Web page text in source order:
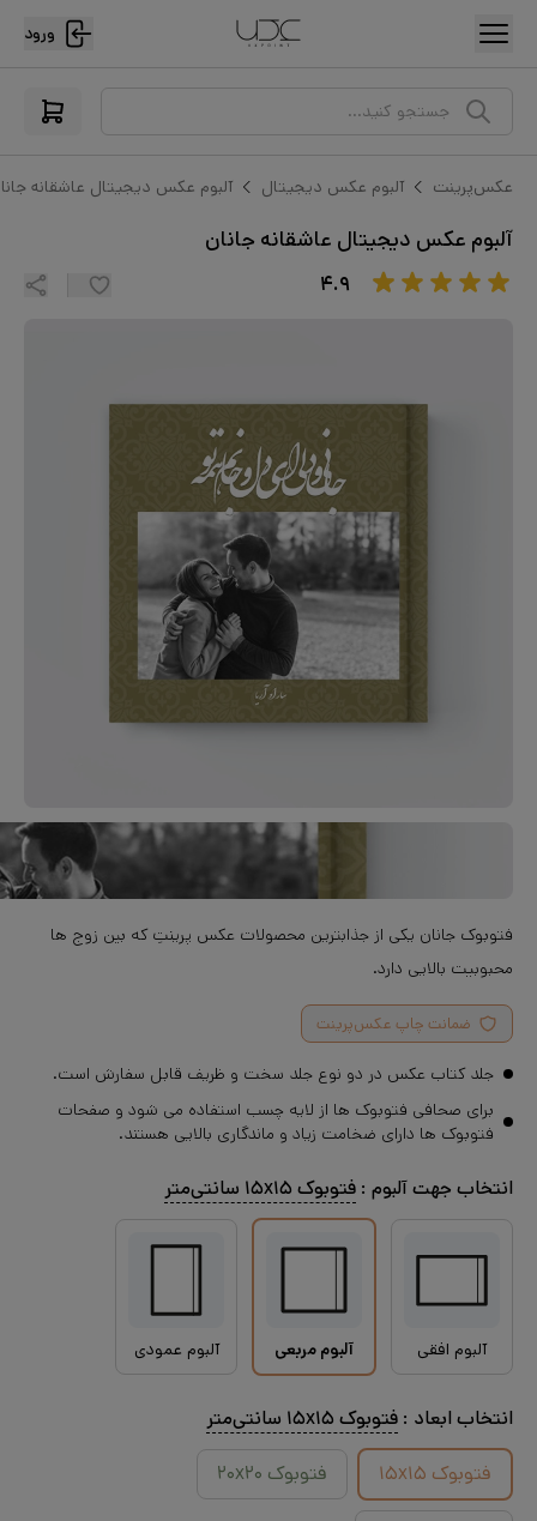
ورود
جستجو کنید...
عکس‌پرینت آلبوم عکس دیجیتال آلبوم عکس دیجیتال عاشقانه
آلبوم عکس دیجیتال عاشقانه جانان
۴.۹
فتوبوک جانان یکی از جذابترین محصولات عکس پرینتِ که بین زوج‌ ها
محبوبیت بالایی دارد.
ضمانت چاپ عکس‌پرینت
جلد کتاب عکس در دو نوع جلد سخت و ظریف قابل سفارش است.
برای صحافی فتوبوک ها از لایه چسب استفاده می شود و صفحات
فتوبوک ها دارای ضخامت زیاد و ماندگاری بالایی هستند.
انتخاب جهت آلبوم : فتوبوک ۱۵x۱۵ سانتی‌متر
آلبوم افقی آلبوم مربعی آلبوم عمودی
انتخاب ابعاد : فتوبوک ۱۵x۱۵ سانتی‌متر
فتوبوک ۱۵x۱۵
فتوبوک ۲۰x۲۰